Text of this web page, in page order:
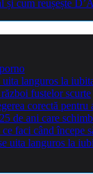
și cum reușește
languros la
fustelor scurte
corectă pentru
de ani care
faci când începe
uita languros la